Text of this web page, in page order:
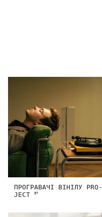
ПРОГРАВАЧІ ВІНІЛУ PRO-
JECT
97